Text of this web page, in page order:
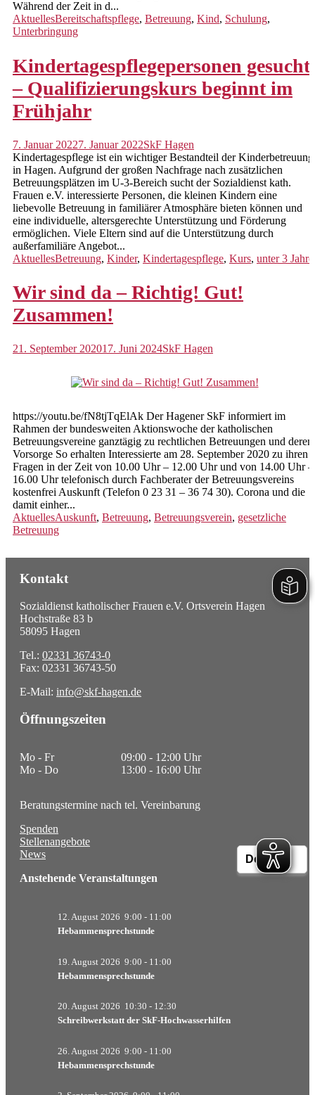
Anfahrt
Impressum
Während der Zeit in d...
AktuellesBereitschaftspflege, Betreuung, Kind, Schulung,
Unterbringung
Kindertagespflegepersonen gesucht
– Qualifizierungskurs beginnt im
Frühjahr
7. Januar 20227. Januar 2022SkF Hagen
Kindertagespflege ist ein wichtiger Bestandteil der Kinderbetreuung
in Hagen. Aufgrund der großen Nachfrage nach zusätzlichen
Betreuungsplätzen im U-3-Bereich sucht der Sozialdienst kath.
Frauen e.V. interessierte Personen, die kleinen Kindern eine
liebevolle Betreuung in familiärer Atmosphäre bieten können und
eine individuelle, altersgerechte Unterstützung und Förderung
ermöglichen. Viele Eltern sind auf die Unterstützung durch
außerfamiliäre Angebot...
AktuellesBetreuung, Kinder, Kindertagespflege, Kurs, unter 3 Jahre
Wir sind da – Richtig! Gut!
Zusammen!
21. September 202017. Juni 2024SkF Hagen
https://youtu.be/fN8tjTqElAk Der Hagener SkF informiert im
Rahmen der bundesweiten Aktionswoche der katholischen
Betreuungsvereine ganztägig zu rechtlichen Betreuungen und deren
Vorsorge So erhalten Interessierte am 28. September 2020 zu ihren
Fragen in der Zeit von 10.00 Uhr – 12.00 Uhr und von 14.00 Uhr –
16.00 Uhr telefonisch durch Fachberater der Betreuungsvereins
kostenfrei Auskunft (Telefon 0 23 31 – 36 74 30). Corona und die
damit einher...
AktuellesAuskunft, Betreuung, Betreuungsverein, gesetzliche
Betreuung
Kontakt
Sozialdienst katholischer Frauen e.V. Ortsverein Hagen
Hochstraße 83 b
58095 Hagen
Tel.: 02331 36743-0
Fax: 02331 36743-50
E-Mail: info@skf-hagen.de
Öffnungszeiten
Mo - Fr
Mo - Do
09:00 - 12:00 Uhr
13:00 - 16:00 Uhr
Beratungstermine nach tel. Vereinbarung
Spenden
Stellenangebote
News
Anstehende Veranstaltungen
12. August 2026 9:00 - 11:00
Hebammensprechstunde
19. August 2026 9:00 - 11:00
Hebammensprechstunde
20. August 2026 10:30 - 12:30
Schreibwerkstatt der SkF-Hochwasserhilfen
26. August 2026 9:00 - 11:00
Hebammensprechstunde